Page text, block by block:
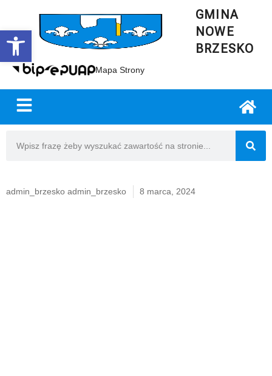
Open toolbar
GMINA
NOWE
BRZESKO
Mapa Strony
admin_brzesko admin_brzesko 8 marca, 2024